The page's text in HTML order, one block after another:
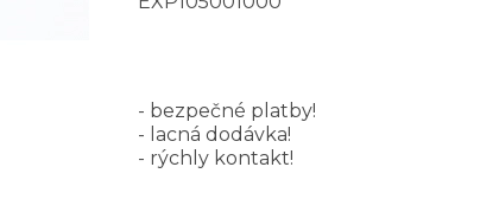
- bezpečné platby!
- lacná dodávka!
- rýchly kontakt!